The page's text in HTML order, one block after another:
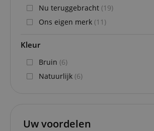
Nu teruggebracht (19)
Ons eigen merk (11)
Kleur
Bruin (6)
Natuurlijk (6)
Uw voordelen